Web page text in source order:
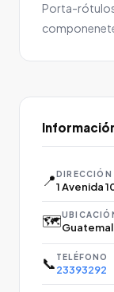
Porta-
📍DIRECCIÓN
1 Avenida
🗺️
📞 TELÉFONO
23393292